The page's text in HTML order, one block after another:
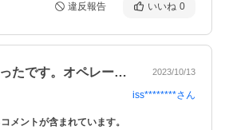
違反報告 いいね 0
迅速な対応で良かったです。オペレーター… 2023/10/13
iss********さん
メントが含まれています。